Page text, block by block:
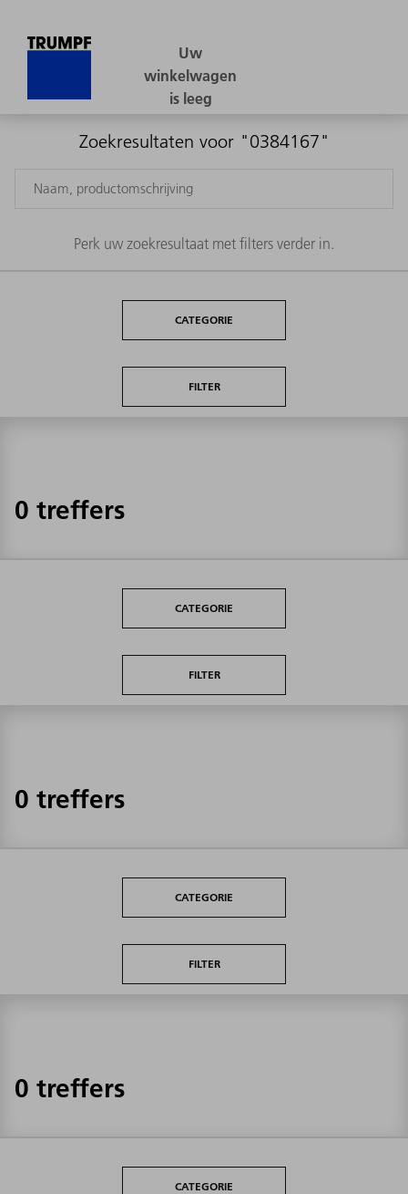
Zoekresultaten voor "0384167"
Perk uw zoekresultaat met filters verder in.
CATEGORIE
FILTER
0 treffers
CATEGORIE
FILTER
0 treffers
CATEGORIE
FILTER
0 treffers
CATEGORIE